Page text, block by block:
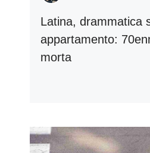
Latina, drammatica
appartamento:
morta